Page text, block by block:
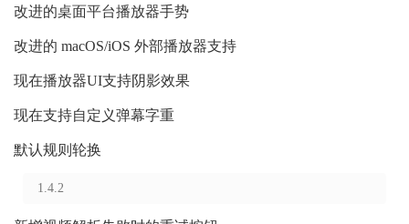
改进的桌面平台播放器手势
改进的 macOS/iOS 外部播放器支持
现在播放器UI支持阴影效果
现在支持自定义弹幕字重
默认规则轮换
1.4.2